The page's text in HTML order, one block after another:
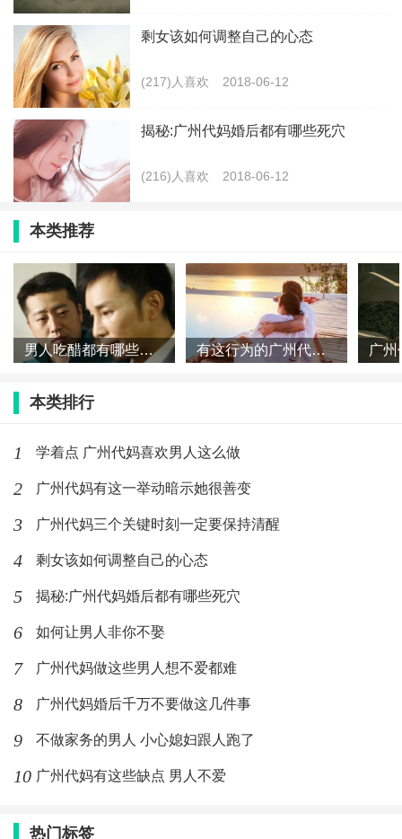
剩女该如何调整自己的心态
(217)人喜欢 2018-06-12
揭秘:广州代妈婚后都有哪些死穴
(216)人喜欢 2018-06-12
本类推荐
男人吃醋都有哪些表现? 有这行为的广州代妈小心男人不在乎你
本类排行
1 学着点 广州代妈喜欢男人这么做
2 广州代妈有这一举动暗示她很善变
3 广州代妈三个关键时刻一定要保持清醒
4 剩女该如何调整自己的心态
5 揭秘:广州代妈婚后都有哪些死穴
6 如何让男人非你不娶
7 广州代妈做这些男人想不爱都难
8 广州代妈婚后千万不要做这几件事
9 不做家务的男人 小心媳妇跟人跑了
10 广州代妈有这些缺点 男人不爱
热门标签